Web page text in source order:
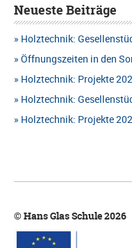
Neueste Beiträge
Holztechnik:
Öffnungszeiten in den
Holztechnik: Projekte
Holztechnik:
Holztechnik: Projekte
© Hans Glas Schule 2026